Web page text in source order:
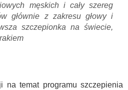
męskich i cały szereg
głównie z zakresu głowy i
szczepionka na świecie,
na temat programu szczepienia